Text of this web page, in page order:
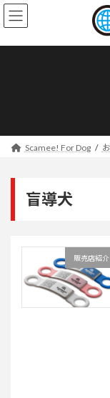
コ
ン
テ
ナ
ビ
ゲ
Scamee! For Dog
盲導犬
販売店紹介